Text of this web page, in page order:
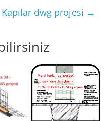
Kapılar dwg projesi →